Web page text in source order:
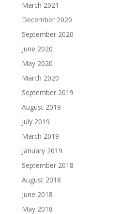
March 2021
December 2020
September 2020
June 2020
May 2020
March 2020
September 2019
August 2019
July 2019
March 2019
January 2019
September 2018
August 2018
June 2018
May 2018